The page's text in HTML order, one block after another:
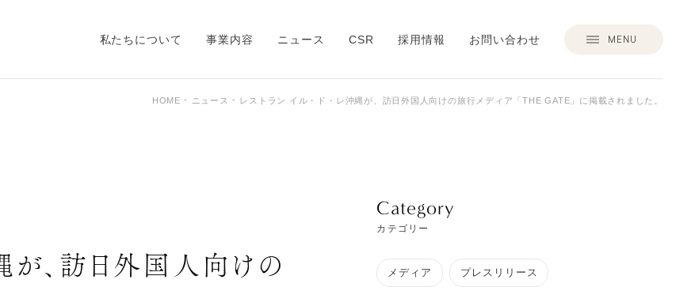
私たちについて 事業内容 ニュース CSR 採用情報 お問い合わせ MENU
HOME ニュース レストラン イル・ド・レ沖縄が、訪日外国人向けの旅行メディア「THE GATE」に掲載されました。
が、訪日外国人向けの
Category
カテゴリー
メディア プレスリリース